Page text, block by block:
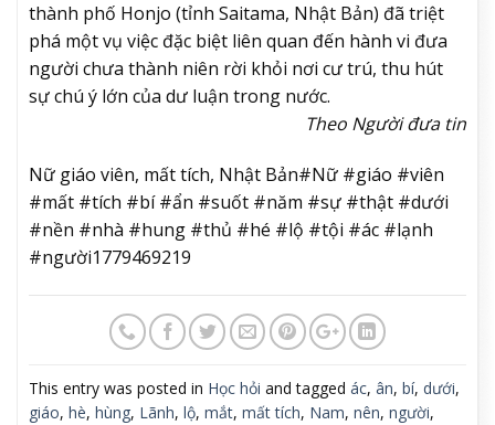
thành phố Honjo (tỉnh Saitama, Nhật Bản) đã triệt
phá một vụ việc đặc biệt liên quan đến hành vi đưa
người chưa thành niên rời khỏi nơi cư trú, thu hút
sự chú ý lớn của dư luận trong nước.
Theo Người đưa tin
Nữ giáo viên, mất tích, Nhật Bản#Nữ #giáo #viên
#mất #tích #bí #ẩn #suốt #năm #sự #thật #dưới
#nền #nhà #hung #thủ #hé #lộ #tội #ác #lạnh
#người1779469219
This entry was posted in Học hỏi and tagged ác, ân, bí, dưới,
giáo, hè, hùng, Lãnh, lộ, mắt, mất tích, Nam, nên, người,